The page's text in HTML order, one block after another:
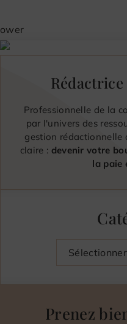
Professionnelle de la
par l'univers des
gestion rédactionnelle
claire : devenir votre
la paie
Prenez